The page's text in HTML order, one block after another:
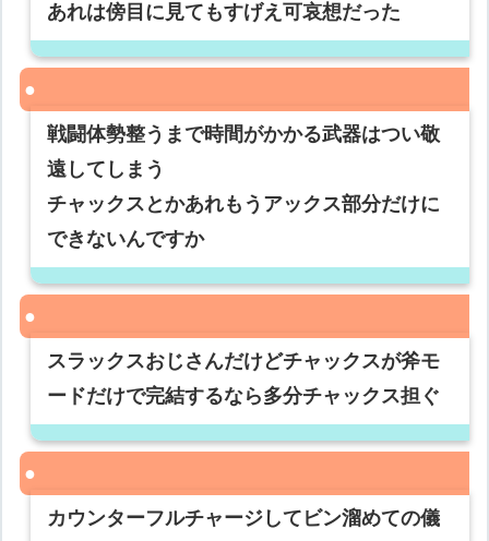
あれは傍目に見てもすげえ可哀想だった
戦闘体勢整うまで時間がかかる武器はつい敬
遠してしまう
チャックスとかあれもうアックス部分だけに
できないんですか
スラックスおじさんだけどチャックスが斧モ
ードだけで完結するなら多分チャックス担ぐ
カウンターフルチャージしてビン溜めての儀